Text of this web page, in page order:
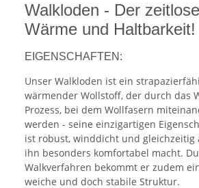
Walkloden - Der
Wärme und Haltbarkeit!
EIGENSCHAFTEN:
Unser Walkloden ist ein
wärmender Wollstoff, der durch das
Prozess, bei dem Wollfasern
werden - seine einzigartigen
ist robust, winddicht und gleichzeitig
ihn besonders komfortabel macht.
Walkverfahren bekommt er zudem
weiche und doch stabile Struktur.